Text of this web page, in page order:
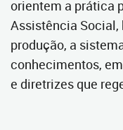
orientem a prática
Assistência Social,
produção, a
conhecimentos,
e diretrizes que